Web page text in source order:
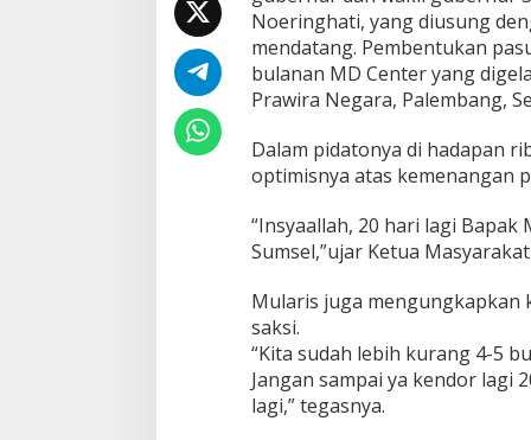
r
i
O
p
m
i
t
i
t
s
K
e
Noeringhati, yang diusung
mendatang. Pembentukan
bulanan MD Center yang
Prawira Negara, Palembang,
Dalam pidatonya di hadapan
optimisnya atas kemenangan
“Insyaallah, 20 hari lagi
Sumsel,”ujar Ketua
Mularis juga mengungkapkan
saksi.
“Kita sudah lebih kurang 4-5
Jangan sampai ya kendor lagi
lagi,” tegasnya.